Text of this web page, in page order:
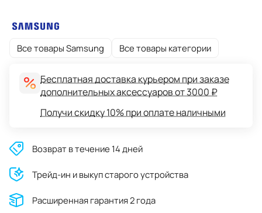
Все товары Samsung Все товары категории
Бесплатная доставка курьером при заказе
дополнительных аксессуаров от 3000 ₽
Получи скидку 10% при оплате наличными
Возврат в течение 14 дней
Трейд-ин и выкуп старого устройства
Расширенная гарантия 2 года